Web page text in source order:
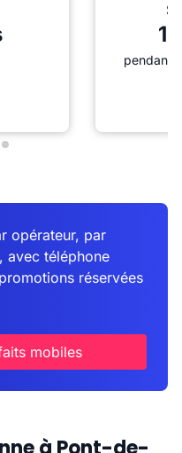
pendant
opérateur, par
avec téléphone
réservées
mobiles